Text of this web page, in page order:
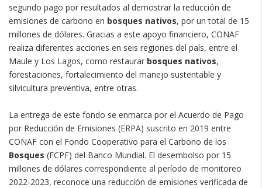
segundo pago por resultados al demostrar la reducción de
emisiones de carbono en bosques nativos, por un total de 15
millones de dólares. Gracias a este apoyo financiero, CONAF
realiza diferentes acciones en seis regiones del país, entre el
Maule y Los Lagos, como restaurar bosques nativos,
forestaciones, fortalecimiento del manejo sustentable y
silvicultura preventiva, entre otras.
La entrega de este fondo se enmarca por el Acuerdo de Pago
por Reducción de Emisiones (ERPA) suscrito en 2019 entre
CONAF con el Fondo Cooperativo para el Carbono de los
Bosques (FCPF) del Banco Mundial. El desembolso por 15
millones de dólares correspondiente al período de monitoreo
2022-2023, reconoce una reducción de emisiones verificada de